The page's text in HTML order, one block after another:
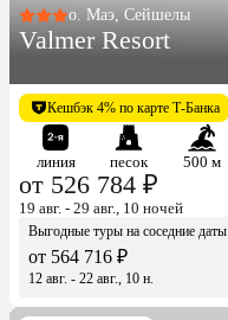
о. Маэ, Сейшелы
Valmer Resort
Кешбэк 4% по карте Т-Банка
линия песок 500 м
от 526 784 ₽
19 авг. - 29 авг., 10 ночей
Выгодные туры на соседние даты
от 564 716 ₽
12 авг. - 22 авг., 10 н.